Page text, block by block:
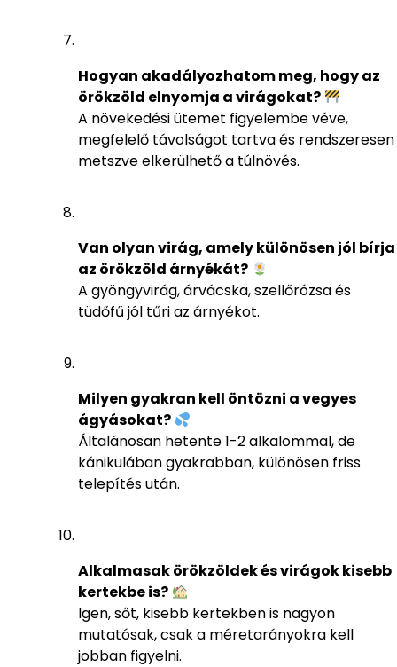
Hogyan akadályozhatom meg, hogy az
örökzöld elnyomja a virágokat?
A növekedési ütemet figyelembe véve,
megfelelő távolságot tartva és rendszeresen
metszve elkerülhető a túlnövés.
Van olyan virág, amely különösen jól bírja
az örökzöld árnyékát?
A gyöngyvirág, árvácska, szellőrózsa és
tüdőfű jól tűri az árnyékot.
Milyen gyakran kell öntözni a vegyes
ágyásokat?
Általánosan hetente 1-2 alkalommal, de
kánikulában gyakrabban, különösen friss
telepítés után.
Alkalmasak örökzöldek és virágok kisebb
kertekbe is?
Igen, sőt, kisebb kertekben is nagyon
mutatósak, csak a méretarányokra kell
jobban figyelni.